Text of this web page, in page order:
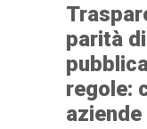
parità
regole: